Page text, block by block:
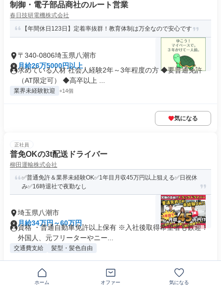
制御・電子部品商社のルート営業
春日技研電機株式会社
【年間休日123日】定着率抜群！教育体制は万全なので安心です
〒340-0806埼玉県八潮市
月給26万5000円以上
求めている人材 社会人経験2年～3年程度の方 ◆要普通免許
（AT限定可） ◆高卒以上 ...
業界未経験歓迎 +14個
気になる
正社員
普免OKの3t配送ドライバー
柳田運輸株式会社
✅普通免許＆業界未経験OK✅1年目月収45万円以上狙える✅日祝休
み✅16時退社で夜勤なし
埼玉県八潮市
月給34万円～60万円
資格 ・普通自動車免許以上保有 ※入社後取得希望者も歓迎！
外国人、元フリーターやニー...
交通費支給 髪型・髪色自由
気になる
ホーム オファー 気になる